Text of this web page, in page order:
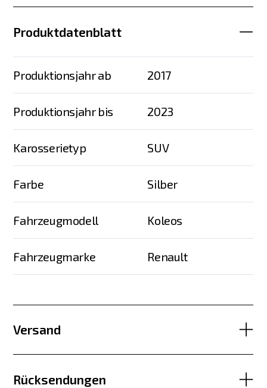
Produktdatenblatt
Produktionsjahr ab 2017
Produktionsjahr bis 2023
Karosserietyp SUV
Farbe Silber
Fahrzeugmodell Koleos
Fahrzeugmarke Renault
Versand
Rücksendungen